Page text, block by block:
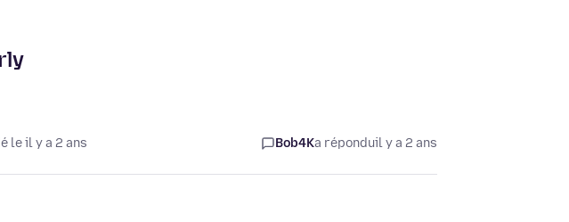
le il y a 2 ans Bob4Ka réponduil y a 2 ans